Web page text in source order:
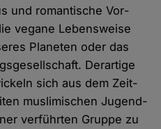
und romantische Vor­
vegane Lebens­weise
Planeten oder das
Derartige
sich aus dem Zeit­
muslimischen Jugend­
verführten Gruppe zu